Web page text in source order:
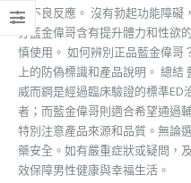
發不良反應。 沒有勃起功能障礙
分藍金偉哥含有提升體力和性欲
慎使用。 如何辨別正品藍金偉哥
上的防偽標識和產品說明。 總結
威而鋼是經過臨床驗證的標準
者；而藍金偉哥則適合希望通過
特別注意產品來源和品質。無論
藥安全。如有嚴重症狀或疑問，
效保障男性健康與幸福生活。